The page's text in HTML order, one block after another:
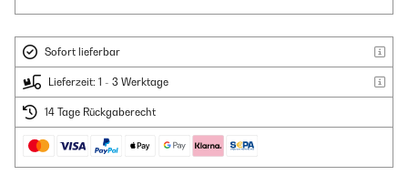
Sofort lieferbar
Lieferzeit: 1 - 3 Werktage
14 Tage Rückgaberecht